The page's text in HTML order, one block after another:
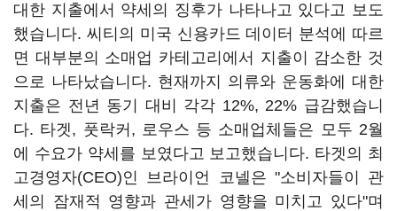
대한 지출에서 약세의 징후가 나타나고 있다고 보도
했습니다. 씨티의 미국 신용카드 데이터 분석에 따르
면 대부분의 소매업 카테고리에서 지출이 감소한 것
으로 나타났습니다. 현재까지 의류와 운동화에 대한
지출은 전년 동기 대비 각각 12%, 22% 급감했습니
다. 타겟, 풋락커, 로우스 등 소매업체들은 모두 2월
에 수요가 약세를 보였다고 보고했습니다. 타겟의 최
고경영자(CEO)인 브라이언 코넬은 "소비자들이 관
세의 잠재적 영향과 관세가 영향을 미치고 있다"며